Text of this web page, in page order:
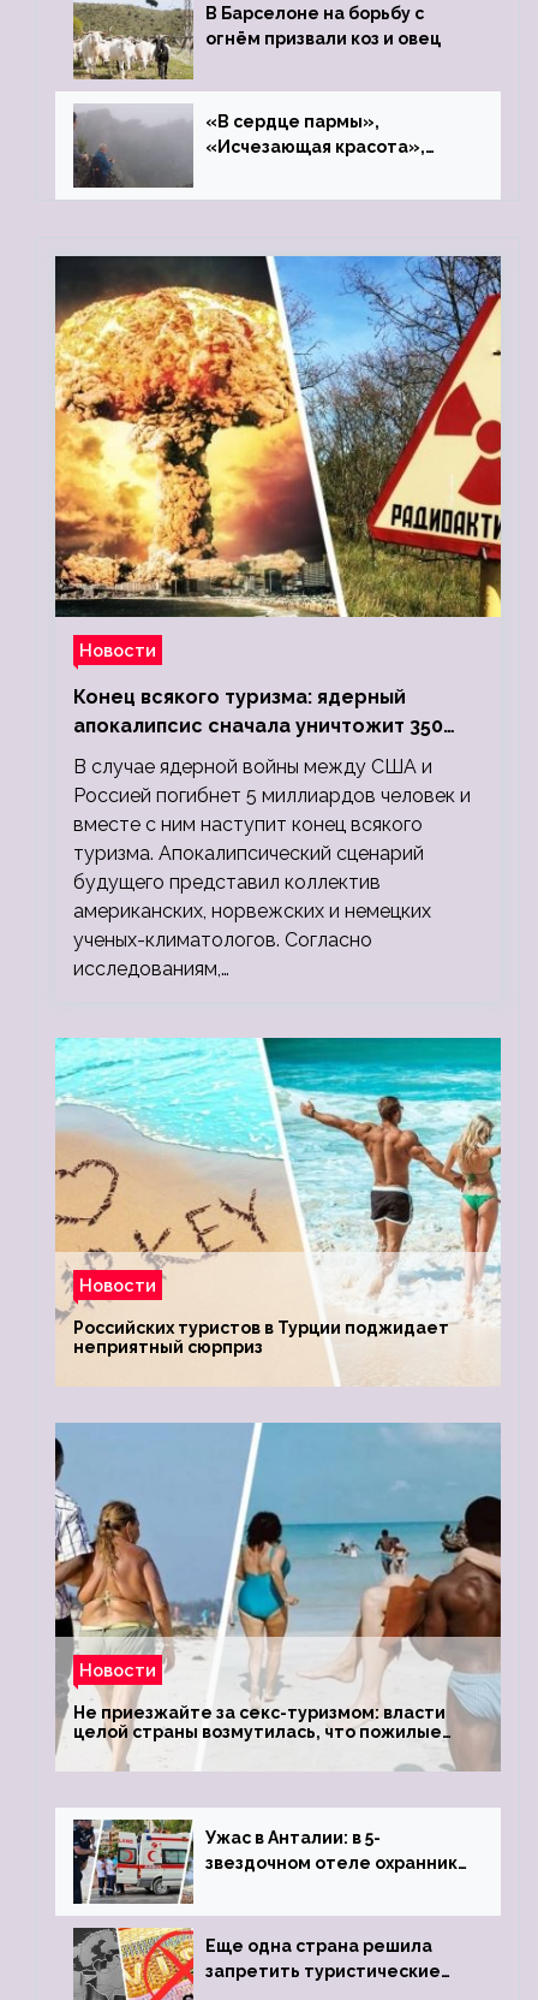
В Барселоне на борьбу с
огнём призвали коз и овец
«В сердце пармы»,
«Исчезающая красота»,
Новости
Конец всякого туризма: ядерный
апокалипсис сначала уничтожит 350
миллионов, а потом 5 миллиардов
людей
В случае ядерной войны между США и
Россией погибнет 5 миллиардов человек и
вместе с ним наступит конец всякого
туризма. Апокалипсический сценарий
будущего представил коллектив
американских, норвежских и немецких
ученых-климатологов. Согласно
исследованиям,…
Новости
Российских туристов в Турции поджидает
неприятный сюрприз
Новости
Не приезжайте за секс-туризмом: власти
целой страны возмутилась, что пожилые
туристки массово едут к ним, чтобы
обзавестись молодыми любовниками
Ужас в Анталии: в 5-
звездочном отеле охранник
пистолета
Еще одна страна решила
запретить туристические